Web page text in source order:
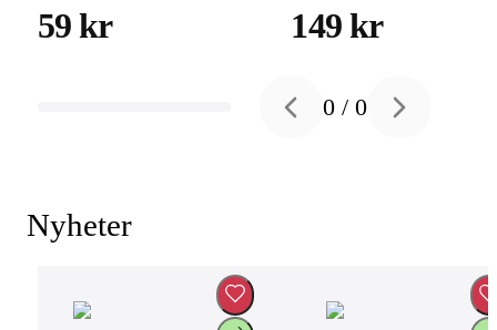
59 kr
8K vid 60Hz, 4K
149 kr
Previous slide
0 /0 Next slide
Nyheter